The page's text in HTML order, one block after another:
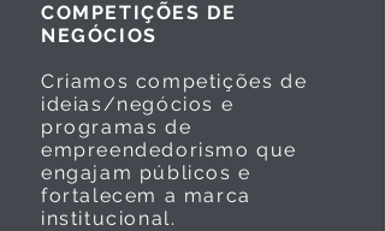
COMPETIÇÕES DE
NEGÓCIOS
Criamos competições de
ideias/negócios e
programas de
empreendedorismo que
engajam públicos e
fortalecem a marca
institucional.